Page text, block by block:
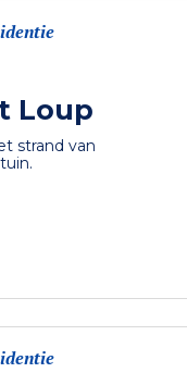
Loup
strand van